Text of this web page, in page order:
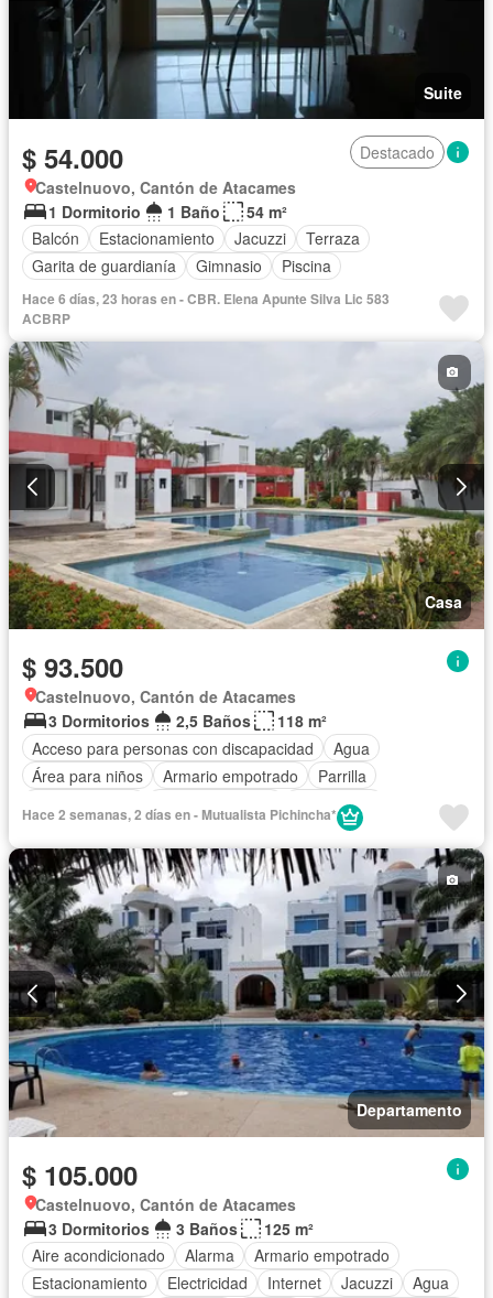
Suite
$ 54.000
Destacado
Castelnuovo, Cantón de Atacames
1 Dormitorio
1 Baño
54 m²
Balcón
Estacionamiento Jacuzzi
Terraza
Garita de guardianía
Gimnasio Piscina
Hace 6 días, 23 horas en - CBR. Elena Apunte Silva Lic 583
ACBRP
Casa
$ 93.500
Castelnuovo, Cantón de Atacames
3 Dormitorios
2,5 Baños
118 m²
Acceso para personas con discapacidad
Agua
Área para niños
Armario empotrado
Parrilla
Electricidad
Internet
Jardín
Patio
Piscina Conserje
Seguridad
Completamente amoblado
Hace 2 semanas, 2 días en - Mutualista Pichincha*
Departamento
$ 105.000
Castelnuovo, Cantón de Atacames
3 Dormitorios
3 Baños
125 m²
Aire acondicionado
Alarma
Armario empotrado
Estacionamiento
Electricidad Internet Jacuzzi
Agua